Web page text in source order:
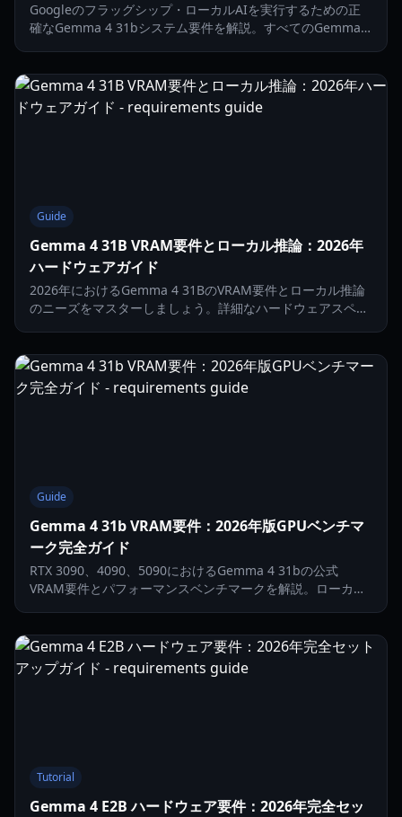
Googleのフラッグシップ・ローカルAIを実行するための正
確なGemma 4 31bシステム要件を解説。すべてのGemma 4
Guide
Gemma 4 31B VRAM要件とローカル推論：2026年
ハードウェアガイド
2026年におけるGemma 4 31BのVRAM要件とローカル推論
のニーズをマスターしましょう。詳細なハードウェアスペッ
Guide
Gemma 4 31b VRAM要件：2026年版GPUベンチマ
ーク完全ガイド
RTX 3090、4090、5090におけるGemma 4 31bの公式
VRAM要件とパフォーマンスベンチマークを解説。ローカル
Tutorial
Gemma 4 E2B ハードウェア要件：2026年完全セッ